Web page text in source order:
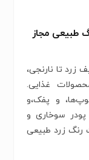
طبیعی مجاز
زرد تا نارنجی،
غذایی.
و پفک،و
پودر سوخاری و
رنگ زرد طبیعی